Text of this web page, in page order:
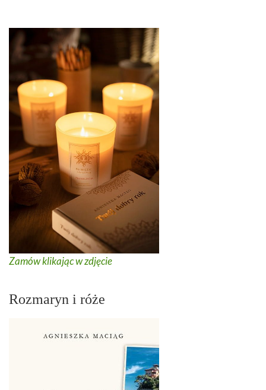
Zamów klikając w zdjęcie
Rozmaryn i róże